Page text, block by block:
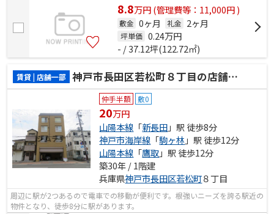
8.8万円(管理費等：11,000円 )
敷金 0ヶ月 礼金 2ヶ月
坪単価 0.24万円
- / 37.12坪(122.72㎡)
賃貸 | 店舗一部 神戸市長田区若松町８丁目の店舗一部
仲手半額 敷0
20万円
山陽本線 「新長田」駅 徒歩8分
神戸市海岸線 「駒ヶ林 」駅 徒歩12分
山陽本線 「鷹取」駅 徒歩12分
築30年 / 1階建
兵庫県神戸市長田区若松町８丁目
周辺に駅が2つあるので電車での移動が便利です。根強いニーズを誇る駅近の
物件となり、徒歩8分に駅があります。